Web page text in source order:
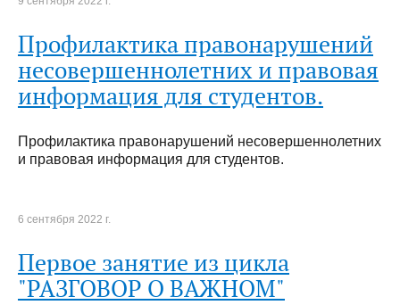
Профилактика правонарушений
несовершеннолетних и правовая
информация для студентов.
Профилактика правонарушений несовершеннолетних
и правовая информация для студентов.
6 сентября 2022 г.
Первое занятие из цикла
"РАЗГОВОР О ВАЖНОМ"